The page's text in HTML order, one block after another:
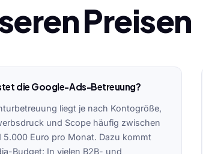
Preisen
die Google-Ads-Betreuung?
liegt je nach Kontogröße,
und Scope häufig zwischen
5.000 Euro pro Monat. Dazu kommt
Budget: In vielen B2B- und